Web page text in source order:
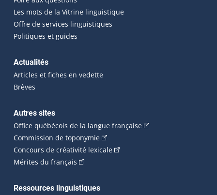
Les mots de la Vitrine linguistique
Offre de services linguistiques
Politiques et guides
Actualités
Articles et fiches en vedette
Brèves
Autres sites
Office québécois de la langue française(Cet hyperlien
Commission de toponymie(Cet hyperlien externe s'ouvrira
Concours de créativité lexicale(Cet hyperlien externe
Mérites du français (Cet hyperlien externe s'ouvrira dans une
Ressources linguistiques